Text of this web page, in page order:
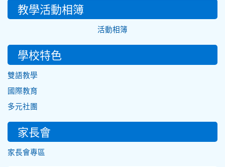
教學活動相簿
活動相簿
學校特色
雙語教學
國際教育
多元社團
家長會
家長會專區